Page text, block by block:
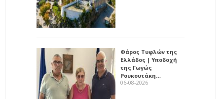
Φάρος Τυφλών της
Ελλάδος | Υποδοχή
της Γωγώς
Ρουκουτάκη…
06-08-2026